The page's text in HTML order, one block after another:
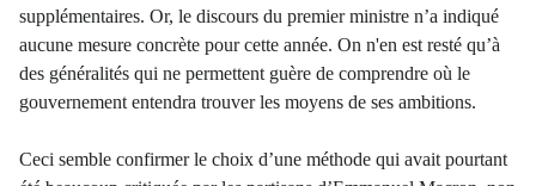
supplémentaires. Or, le discours du premier ministre n’a indiqué
aucune mesure concrète pour cette année. On n'en est resté qu’à
des généralités qui ne permettent guère de comprendre où le
gouvernement entendra trouver les moyens de ses ambitions.
Ceci semble confirmer le choix d’une méthode qui avait pourtant